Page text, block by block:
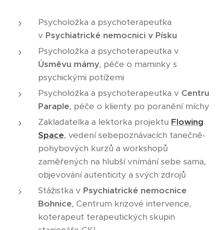
Psycholožka a psychoterapeutka
v Psychiatrické nemocnici v Písku
Psycholožka a psychoterapeutka v
Úsměvu mámy, péče o maminky s
psychickými potížemi
Psycholožka a psychoterapeutka v Centru
Paraple, péče o klienty po poranění míchy
Zakladatelka a lektorka projektu Flowing
Space, vedení sebepoznávacích tanečně-
pohybových kurzů a workshopů
zaměřených na hlubší vnímání sebe sama,
objevování autenticity a svých zdrojů
Stážistka v Psychiatrické nemocnice
Bohnice, Centrum krizové intervence,
koterapeut terapeutických skupin